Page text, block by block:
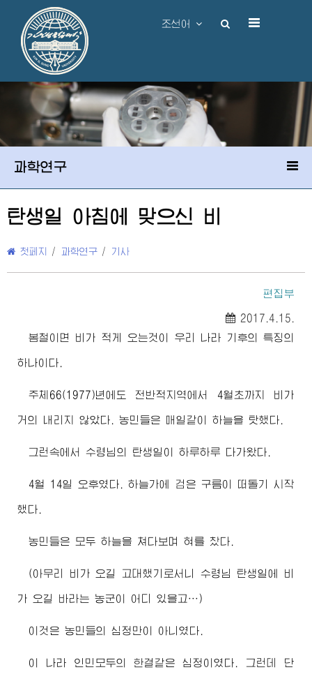
조선어
과학연구
탄생일 아침에 맞으신 비
첫페지 / 과학연구 / 기사
편집부
2017.4.15.
봄철이면 비가 적게 오는것이 우리 나라 기후의 특징의
하나이다.
주체66(1977)년에도 전반적지역에서 4월초까지 비가
거의 내리지 않았다. 농민들은 매일같이 하늘을 탓했다.
그런속에서 수령님 의 탄생일이 하루하루 다가왔다.
4월 14일 오후였다. 하늘가에 검은 구름이 떠돌기 시작
했다.
농민들은 모두 하늘을 쳐다보며 혀를 찼다.
(아무리 비가 오길 고대했기로서니 수령님 탄생일에 비
가 오길 바라는 농군이 어디 있을고…)
이것은 농민들의 심정만이 아니였다.
이 나라 인민모두의 한결같은 심정이였다. 그런데 단